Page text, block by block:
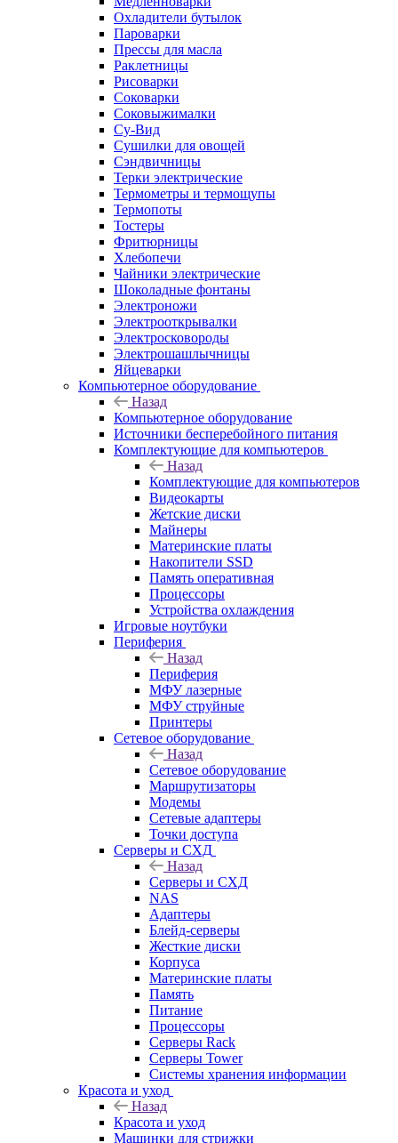
Охладители бутылок
Пароварки
Прессы для масла
Раклетницы
Рисоварки
Соковарки
Соковыжималки
Су-Вид
Сушилки для овощей
Сэндвичницы
Терки электрические
Термометры и термощупы
Термопоты
Тостеры
Фритюрницы
Хлебопечи
Чайники электрические
Шоколадные фонтаны
Электроножи
Электрооткрывалки
Электросковороды
Электрошашлычницы
Яйцеварки
Компьютерное оборудование
Назад
Компьютерное оборудование
Источники бесперебойного питания
Комплектующие для компьютеров
Назад
Комплектующие для компьютеров
Видеокарты
Жетские диски
Майнеры
Материнские платы
Накопители SSD
Память оперативная
Процессоры
Устройства охлаждения
Игровые ноутбуки
Периферия
Назад
Периферия
МФУ лазерные
МФУ струйные
Принтеры
Сетевое оборудование
Назад
Сетевое оборудование
Маршрутизаторы
Модемы
Сетевые адаптеры
Точки доступа
Серверы и СХД
Назад
Серверы и СХД
NAS
Адаптеры
Блейд-серверы
Жесткие диски
Корпуса
Материнские платы
Память
Питание
Процессоры
Серверы Rack
Серверы Tower
Системы хранения информации
Красота и уход
Назад
Красота и уход
Машинки для стрижки